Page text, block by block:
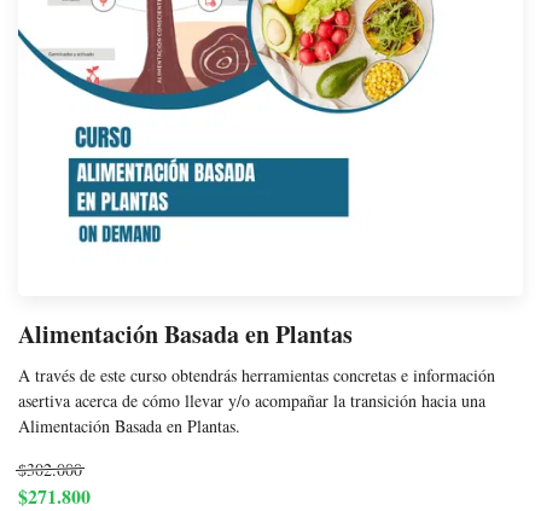
Alimentación Basada en Plantas
A través de este curso obtendrás herramientas concretas e información
asertiva acerca de cómo llevar y/o acompañar la transición hacia una
Alimentación Basada en Plantas.
$302.000
$271.800